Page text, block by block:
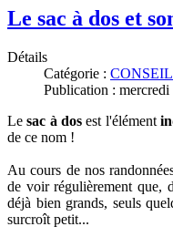
Le sac à dos et
Détails
Catégorie :
Publication :
Lesac à dosest l'élément
de ce nom !
Au cours de nos
de voir régulièrement que,
déjà bien grands, seuls
surcroît petit...